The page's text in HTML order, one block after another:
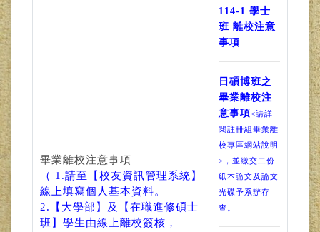
畢業離校注意事項
（ 1.請至【校友資訊管理系統】
線上填寫個人基本資料。
2.【大學部】及【在職進修碩士
班】學生由線上離校簽核，
114-1 學士
班 離校注意
事項
日碩博班之
畢業離校注
意事項<請詳
閱註冊組畢業離
校專區網站說明
>，並繳交二份
紙本論文及論文
光碟予系辦存
查。